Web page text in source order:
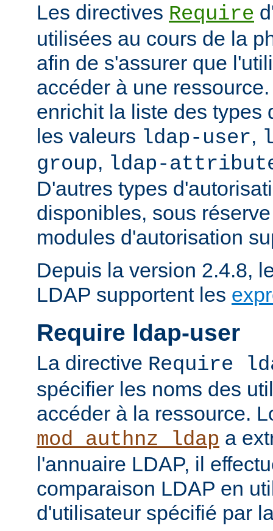
Les directives Require
utilisées au cours de la
afin de s'assurer que
accéder à une
enrichit la liste des types
les valeurs ldap-user,
group, ldap-
D'autres types
disponibles, sous
modules d'autorisation
Depuis la version 2.4.8,
LDAP supportent les
Require ldap-user
La directive Require
spécifier les noms des
accéder à la ressource.
mod_authnz_ldap a
l'annuaire LDAP, il
comparaison LDAP en
d'utilisateur spécifié par